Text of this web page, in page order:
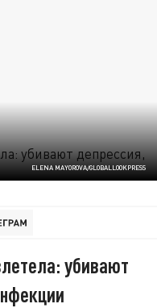
ELENA MAYOROVA/GLOBALLOOKPRESS
убивают